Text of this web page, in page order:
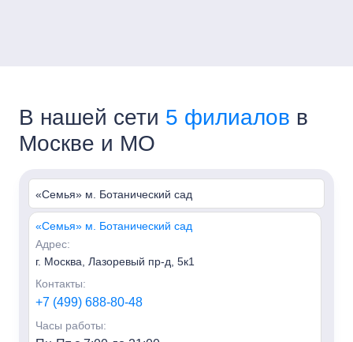
В нашей сети 5 филиалов в
Москве и МО
«Семья» м. Ботанический сад
«Семья» м. Ботанический сад
Адрес:
г. Москва, Лазоревый пр-д, 5к1
Контакты:
+7 (499) 688-80-48
Часы работы: